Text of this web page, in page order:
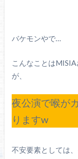
バケモンやで…
こんなことは
が、
夜公演で喉が
りますw
不安要素としては